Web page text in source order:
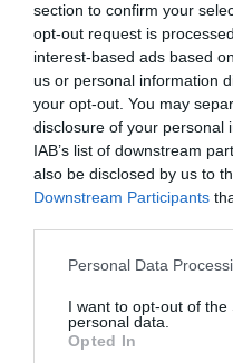
section to confirm your
opt-out request is
interest-based ads based
us or personal information
your opt-out. You may
disclosure of your personal
IAB’s list of downstream
also be disclosed by us to
Downstream Participants
Please note that this
not limited to your visit or
grant or deny consent to
use your data for below
Personal Data
I want to opt-out of the
personal data.
Opted In
– Nagyon remélem,
éppen egy karácsony
majd üldögélni,
Megosztás:
Vastag Csaba
Korábbi bejegyzések
HASONLÓ BEJEGYZÉSEK